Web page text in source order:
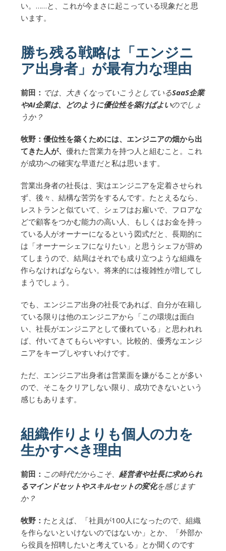
い。……と、これが今まさに起こっている現象だと思
います。
勝ち残る戦略は「エンジニ
ア出身者」が最有力な理由
前田： では、大きくなっていこうとしているSaaS企業
やAI企業は、どのように優位性を築けばよいのでしょ
うか？
牧野：優位性を築くためには、エンジニアの畑から出
てきた人が、 優れた営業力を持つ人と組むこと。これ
が成功への確実な早道だと私は思います。
営業出身者の社長は、実はエンジニアを定着させられ
ず、後々、結構な苦労をするんです。たとえるなら、
レストランと似ていて、シェフはお雇いで、フロアな
どで顧客をつかむ能力の高い人、もしくはお金を持っ
ている人がオーナーになるという図式だと、長期的に
は「オーナーシェフになりたい」と思うシェフが辞め
てしまうので、結局はそれでも成り立つような組織を
作らなければならない。将来的には複雑性が増してし
まうでしょう。
でも、エンジニア出身の社長であれば、自分が在籍し
ている限りは他のエンジニアから「この環境は面白
い、社長がエンジニアとして優れている」と思われれ
ば、付いてきてもらいやすい。比較的、優秀なエンジ
ニアをキープしやすいわけです。
ただ、エンジニア出身者は営業面を嫌がることが多い
ので、そこをクリアしない限り、成功できないという
感じもあります。
組織作りよりも個人の力を
生かすべき理由
前田： この時代だからこそ、 経営者や社長に求められ
るマインドセットやスキルセットの変化を感じます
か？
牧野： たとえば、「社員が100人になったので、組織
を作らないといけないのではないか」とか、「外部か
ら役員を招聘したいと考えている」とか聞くのです